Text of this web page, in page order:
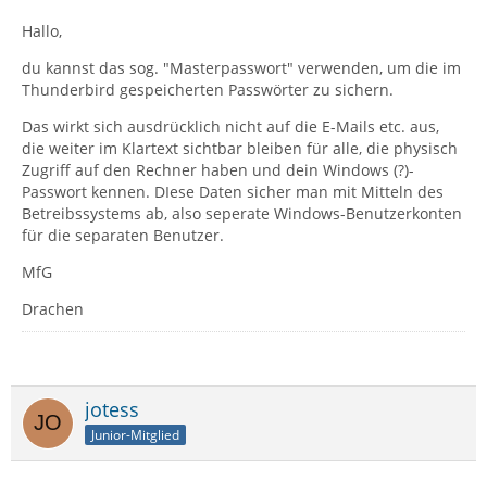
Hallo,
du kannst das sog. "Masterpasswort" verwenden, um die im
Thunderbird gespeicherten Passwörter zu sichern.
Das wirkt sich ausdrücklich nicht auf die E-Mails etc. aus,
die weiter im Klartext sichtbar bleiben für alle, die physisch
Zugriff auf den Rechner haben und dein Windows (?)-
Passwort kennen. DIese Daten sicher man mit Mitteln des
Betreibssystems ab, also seperate Windows-Benutzerkonten
für die separaten Benutzer.
MfG
Drachen
jotess
Junior-Mitglied